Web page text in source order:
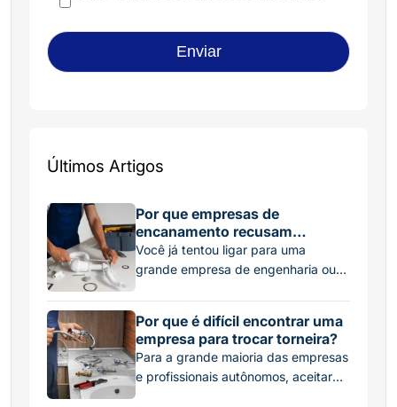
Últimos Artigos
Por que empresas de
encanamento recusam
pequenos serviços?
Você já tentou ligar para uma
grande empresa de engenharia ou
trocar uma torneira pingando, e
recebeu um “não” ou um orçamento
absurdamente alto? Essa é uma
situação frustrante, mas muito
Por que é difícil encontrar uma
empresa para trocar torneira?
Para a grande maioria das empresas
e profissionais autônomos, aceitar